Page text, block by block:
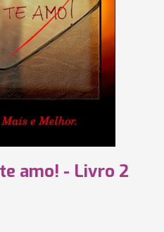
amo! - Livro 2